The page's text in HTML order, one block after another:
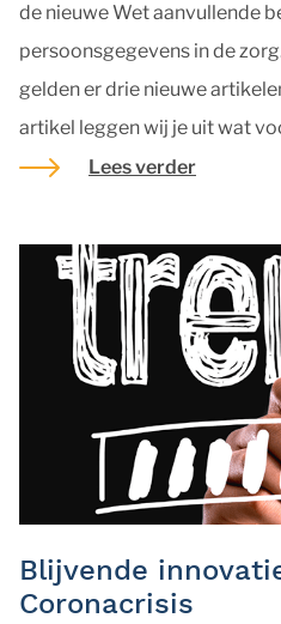
de nieuwe Wet aanvullende
persoonsgegevens in de
gelden er drie nieuwe
artikel leggen wij je uit wat
Lees verder
Blijvende
Coronacrisis